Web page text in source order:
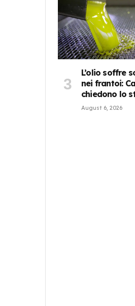
L’olio soffre
nei frantoi:
chiedono lo
August 6, 2026